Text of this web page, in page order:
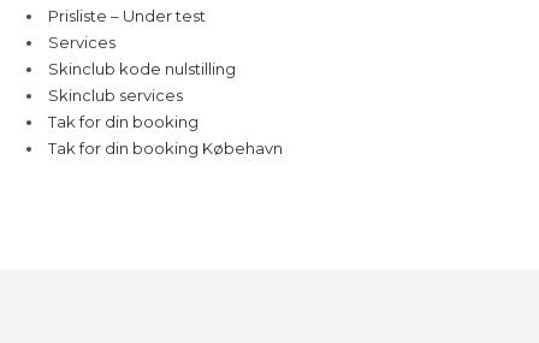
Prisliste – Under test
Services
Skinclub kode nulstilling
Skinclub services
Tak for din booking
Tak for din booking Købehavn